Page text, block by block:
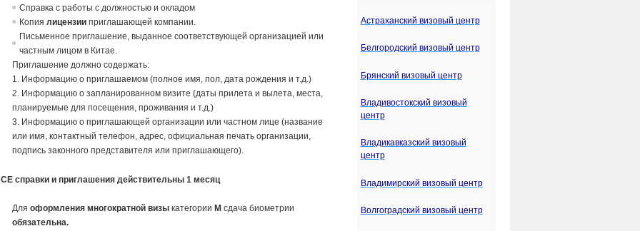
Справка с работы c должностью и окладом
Копиялицензии приглашающей компании.
Письменное приглашение, выданное соответствующей организацией или
частным лицом в Китае.
Приглашение должно содержать:
1. Информацию о приглашаемом (полное имя, пол, дата рождения и т.д.)
2. Информацию о запланированном визите (даты прилета и вылета, места,
планируемые для посещения, проживания и т.д.)
3. Информацию о приглашающей организации или частном лице (название
или имя, контактный телефон, адрес, официальная печать организации,
подпись законного представителя или приглашающего).
справки и приглашения действительны 1 месяц
Дляоформления многократной визы категории M сдача биометрии
обязательна.
Астраханский визовый центр
Белгородский визовый центр
Брянский визовый центр
Владивостокский визовый
центр
Владикавказский визовый
центр
Владимирский визовый центр
Волгоградский визовый центр